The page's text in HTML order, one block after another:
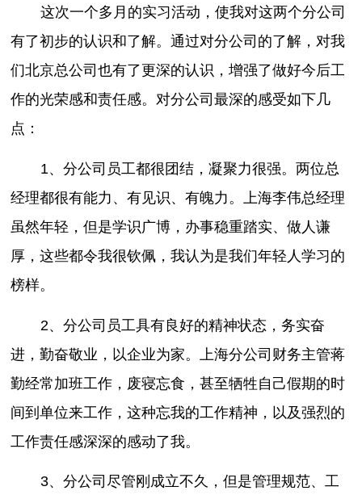
这次一个多月的实习活动，使我对这两个分公司
有了初步的认识和了解。通过对分公司的了解，对我
们北京总公司也有了更深的认识，增强了做好今后工
作的光荣感和责任感。对分公司最深的感受如下几
点：
1、分公司员工都很团结，凝聚力很强。两位总
经理都很有能力、有见识、有魄力。上海李伟总经理
虽然年轻，但是学识广博，办事稳重踏实、做人谦
厚，这些都令我很钦佩，我认为是我们年轻人学习的
榜样。
2、分公司员工具有良好的精神状态，务实奋
进，勤奋敬业，以企业为家。上海分公司财务主管蒋
勤经常加班工作，废寝忘食，甚至牺牲自己假期的时
间到单位来工作，这种忘我的工作精神，以及强烈的
工作责任感深深的感动了我。
3、分公司尽管刚成立不久，但是管理规范、工